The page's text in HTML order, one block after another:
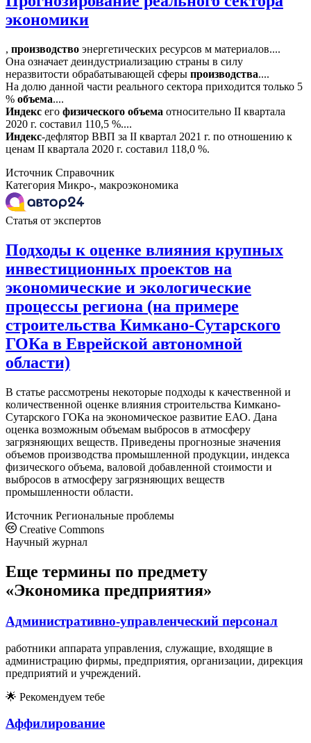
экономики
, производство энергетических ресурсов м материалов....
Она означает деиндустриализацию страны в силу
неразвитости обрабатывающей сферы производства....
На долю данной части реального сектора приходится только 5
% объема....
Индекс его физического объема относительно II квартала
2020 г. составил 110,5 %....
Индекс-дефлятор ВВП за II квартал 2021 г. по отношению к
ценам II квартала 2020 г. составил 118,0 %.
Источник Справочник
Категория Микро-, макроэкономика
Статья от экспертов
Подходы к оценке влияния крупных
инвестиционных проектов на
экономические и экологические
процессы региона (на примере
строительства Кимкано-Сутарского
ГОКа в Еврейской автономной
области)
В статье рассмотрены некоторые подходы к качественной и
количественной оценке влияния строительства Кимкано-
Сутарского ГОКа на экономическое развитие ЕАО. Дана
оценка возможным объемам выбросов в атмосферу
загрязняющих веществ. Приведены прогнозные значения
объемов производства промышленной продукции, индекса
физического объема, валовой добавленной стоимости и
выбросов в атмосферу загрязняющих веществ
промышленности области.
Источник Региональные проблемы
Creative Commons
Научный журнал
Еще термины по предмету
«Экономика предприятия»
Административно-управленческий персонал
работники аппарата управления, служащие, входящие в
администрацию фирмы, предприятия, организации, дирекция
предприятий и учреждений.
🌟 Рекомендуем тебе
Аффилирование